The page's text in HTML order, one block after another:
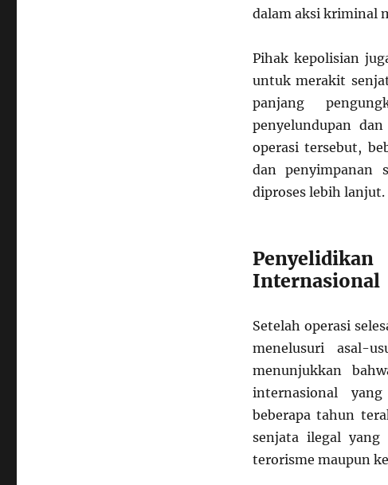
dalam aksi kriminal
Pihak kepolisian
untuk merakit
panjang
penyelundupan
operasi tersebut,
dan penyimpanan
diproses lebih lanjut.
Internasional
Setelah operasi
menelusuri asal-
menunjukkan
internasional
beberapa tahun
senjata ilegal
terorisme maupun